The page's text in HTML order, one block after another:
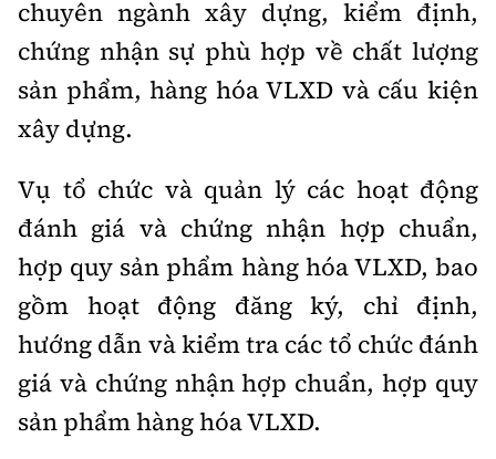
chuyên ngành xây dựng, kiểm định,
chứng nhận sự phù hợp về chất lượng
sản phẩm, hàng hóa VLXD và cấu kiện
xây dựng.
Vụ tổ chức và quản lý các hoạt động
đánh giá và chứng nhận hợp chuẩn,
hợp quy sản phẩm hàng hóa VLXD, bao
gồm hoạt động đăng ký, chỉ định,
hướng dẫn và kiểm tra các tổ chức đánh
giá và chứng nhận hợp chuẩn, hợp quy
sản phẩm hàng hóa VLXD.